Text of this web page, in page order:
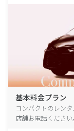
基本料金プラン
コンパクトのレン
店舗お電話ください。